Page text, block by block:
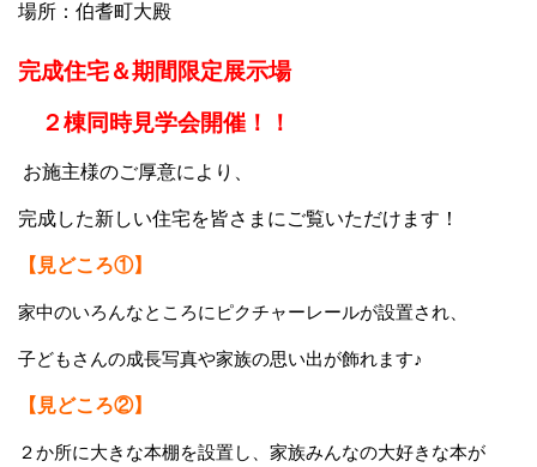
場所：伯耆町大殿
完成住宅＆期間限定展示場
２棟同時見学会開催！！
お施主様のご厚意により、
完成した新しい住宅を皆さまにご覧いただけます！
【見どころ①】
家中のいろんなところにピクチャーレールが設置され、
子どもさんの成長写真や家族の思い出が飾れます♪
【見どころ②】
２か所に大きな本棚を設置し、家族みんなの大好きな本が